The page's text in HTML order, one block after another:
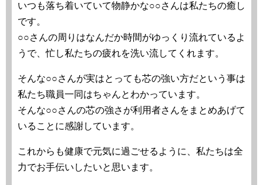
いつも落ち着いていて物静かな○○さんは私たちの癒し
です。
○○さんの周りはなんだか時間がゆっくり流れているよ
うで、忙し私たちの疲れを洗い流してくれます。
そんな○○さんが実はとっても芯の強い方だという事は
私たち職員一同はちゃんとわかっています。
そんな○○さんの芯の強さが利用者さんをまとめあげて
いることに感謝しています。
これからも健康で元気に過ごせるように、私たちは全
力でお手伝いしたいと思います。